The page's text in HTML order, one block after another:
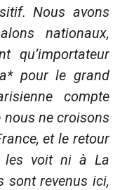
Nous avons
nationaux,
qu’importateur
pour le grand
compte
nous ne croisons
et le retour
les voit ni à La
sont revenus ici,